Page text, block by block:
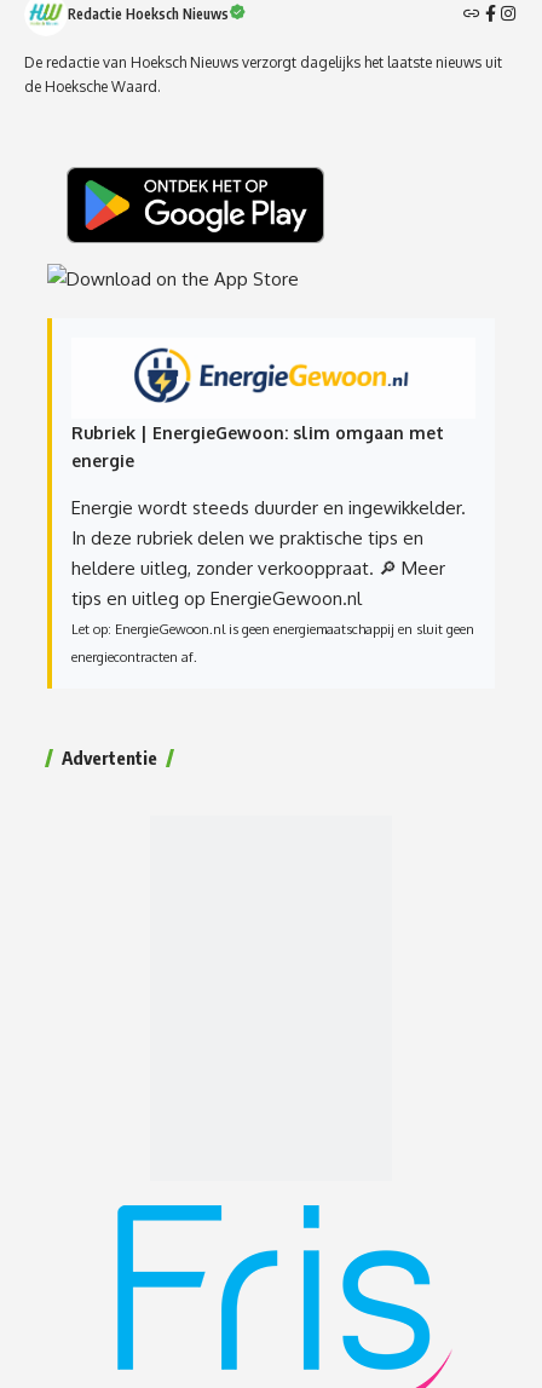
Redactie Hoeksch Nieuws
De redactie van Hoeksch Nieuws verzorgt dagelijks het laatste nieuws uit
de Hoeksche Waard.
Rubriek | EnergieGewoon: slim omgaan met
energie
Energie wordt steeds duurder en ingewikkelder.
In deze rubriek delen we praktische tips en
heldere uitleg, zonder verkooppraat. 🔎 Meer
tips en uitleg op EnergieGewoon.nl
Let op: EnergieGewoon.nl is geen energiemaatschappij en sluit geen
energiecontracten af.
Advertentie